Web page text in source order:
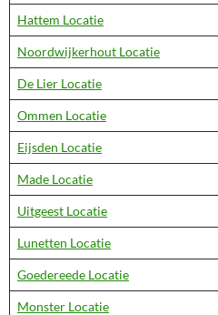
Hattem Locatie
Noordwijkerhout Locatie
De Lier Locatie
Ommen Locatie
Eijsden Locatie
Made Locatie
Uitgeest Locatie
Lunetten Locatie
Goedereede Locatie
Monster Locatie